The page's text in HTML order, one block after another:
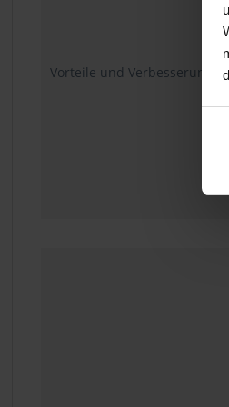
Vorteile und Verbesserungen